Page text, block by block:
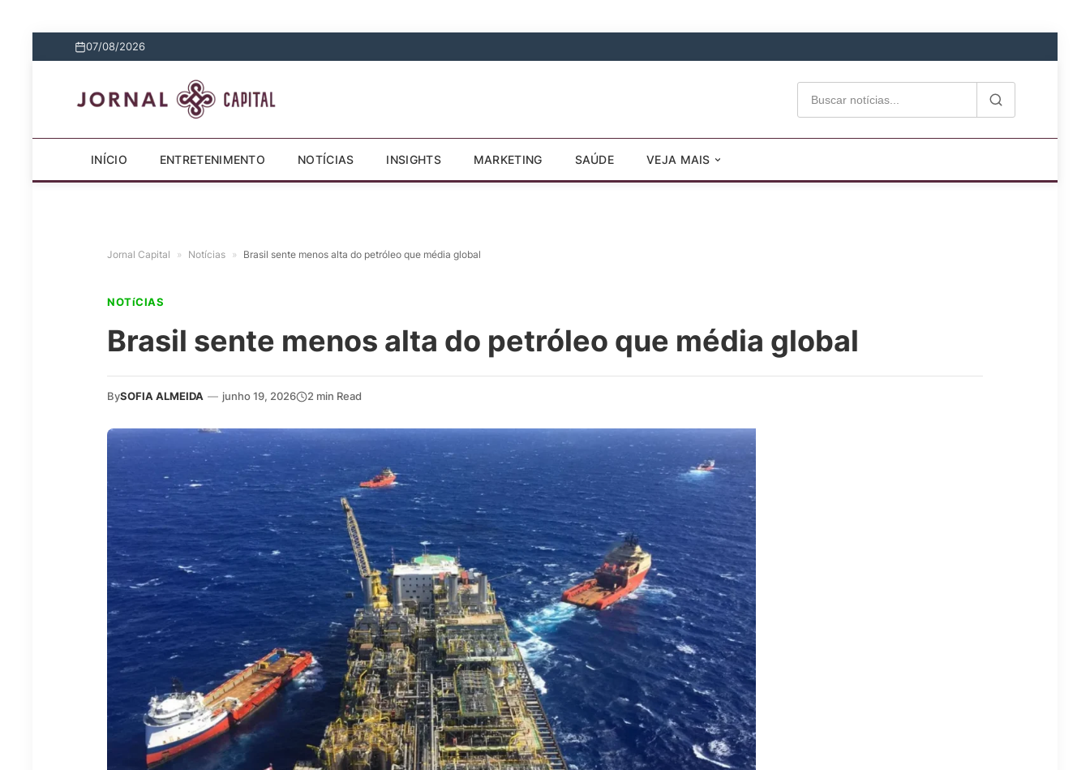
07/08/2026
INÍCIO ENTRETENIMENTO NOTÍCIAS INSIGHTS MARKETING SAÚDE VEJA MAIS
Jornal Capital » Notícias » Brasil sente menos alta do petróleo que média global
NOTíCIAS
Brasil sente menos alta do petróleo que média global
BySOFIA ALMEIDA — junho 19, 2026 2 min Read